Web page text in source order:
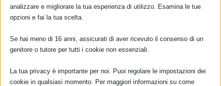
analizzare e migliorare la tua esperienza di utilizzo. Esamina le tue
opzioni e fai la tua scelta.
Se hai meno di 16 anni, assicurati di aver ricevuto il consenso di un
genitore o tutore per tutti i cookie non essenziali.
La tua privacy è importante per noi. Puoi regolare le impostazioni dei
cookie in qualsiasi momento. Per maggiori informazioni su come